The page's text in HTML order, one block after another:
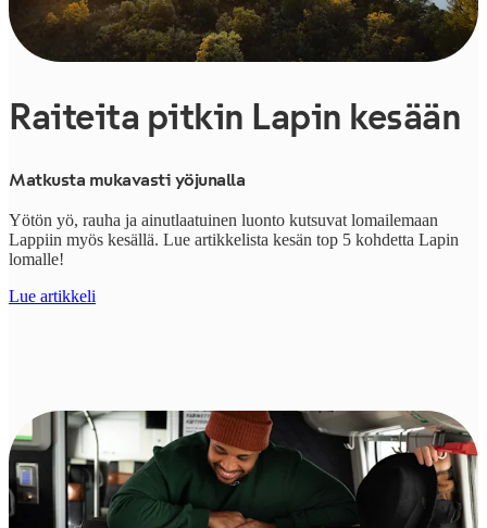
Raiteita pitkin Lapin kesään
Matkusta mukavasti yöjunalla
Yötön yö, rauha ja ainutlaatuinen luonto kutsuvat lomailemaan
Lappiin myös kesällä. Lue artikkelista kesän top 5 kohdetta Lapin
lomalle!
Lue artikkeli